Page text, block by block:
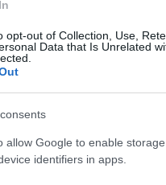
opt-out of Collection, Use,
Data that Is Unrelated
allow Google to enable
identifiers in apps.
Όποιος
μέσον από το οποίο
αγώνα του
επιτρέπεται να